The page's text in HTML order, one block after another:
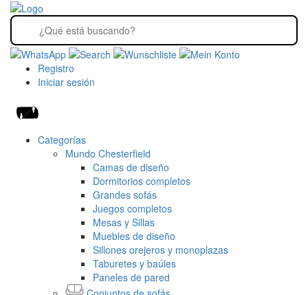
Registro
Iniciar sesión
Categorías
Mundo Chesterfield
Camas de diseño
Dormitorios completos
Grandes sofás
Juegos completos
Mesas y Sillas
Muebles de diseño
Sillones orejeros y monoplazas
Taburetes y baúles
Paneles de pared